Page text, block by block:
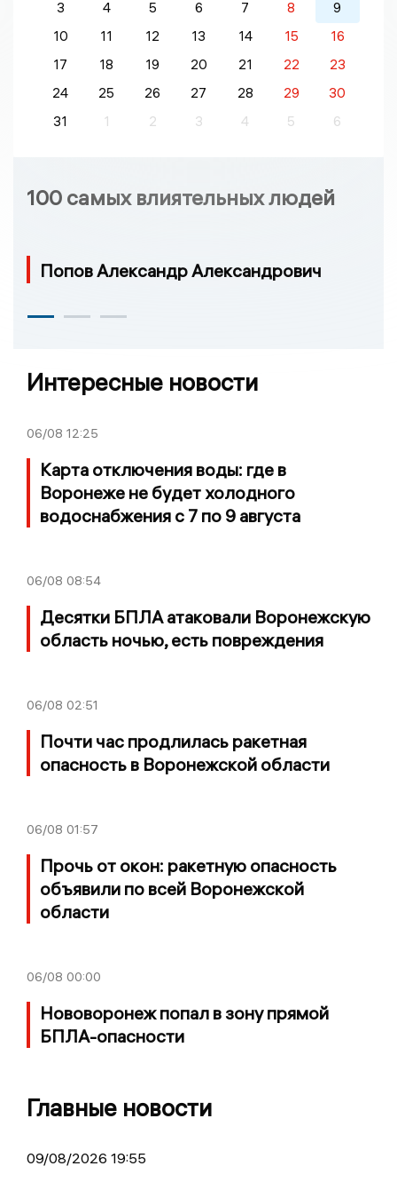
3 4 5 6 7 8
9
10
11 12 13 14 15
16
17
18 19 20 21 22
23
24
25 26 27 28 29
30
31
1 2 3 4 5 6
100 самых влиятельных людей
Попов Александр Александрович
Интересные новости
06/08 12:25
Карта отключения воды: где в
Воронеже не будет холодного
водоснабжения с 7 по 9 августа
06/08 08:54
Десятки БПЛА атаковали Воронежскую
область ночью, есть повреждения
06/08 02:51
Почти час продлилась ракетная
опасность в Воронежской области
06/08 01:57
Прочь от окон: ракетную опасность
объявили по всей Воронежской
области
06/08 00:00
Нововоронеж попал в зону прямой
БПЛА-опасности
Главные новости
09/08/2026 19:55